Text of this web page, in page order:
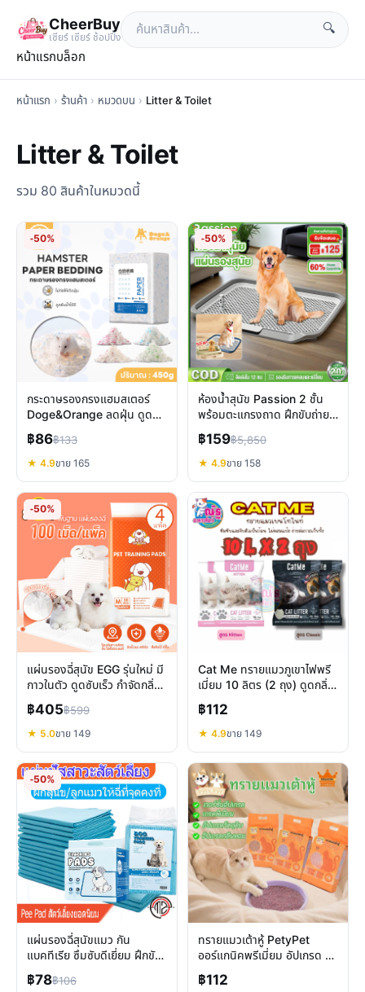
CheerBuy
เซียร์ เซียร์ ช้อปปิ้ง
🔍
หน้าแรกบล็อก
หน้าแรก › ร้านค้า › หมวดบน › Litter & Toilet
Litter & Toilet
รวม 80 สินค้าในหมวดนี้
-50%
กระดาษรองกรงแฮมสเตอร์
Doge&Orange ลดฝุ่น ดูดซับ
ดี ปลอดภัยสำหรับสัตว์เล็ก
฿86฿133
★ 4.9ขาย 165
-50%
ห้องน้ำสุนัข Passion 2 ชั้น
พร้อมตะแกรงถาด ฝึกขับถ่าย
สะอาด ไม่เลอะเทอะ
฿159฿5,850
★ 4.9ขาย 158
-50%
แผ่นรองฉี่สุนัข EGG รุ่นใหม่ มี
กาวในตัว ดูดซับเร็ว กำจัดกลิ่น
ดี เพื่อสุขอนามัย
฿405฿599
★ 5.0ขาย 149
Cat Me ทรายแมวภูเขาไฟพรี
เมี่ยม 10 ลิตร (2 ถุง) ดูดกลิ่น
ดี จับก้อนไว
฿112
★ 4.9ขาย 149
-50%
แผ่นรองฉี่สุนัขแมว กัน
แบคทีเรีย ซึมซับดีเยี่ยม ฝึกขับ
ถ่ายง่าย
฿78฿106
ทรายแมวเต้าหู้ PetyPet
ออร์แกนิคพรีเมี่ยม อัปเกรด 5
ด้าน ดูดกลิ่นดี จับตัวเร็ว
฿112